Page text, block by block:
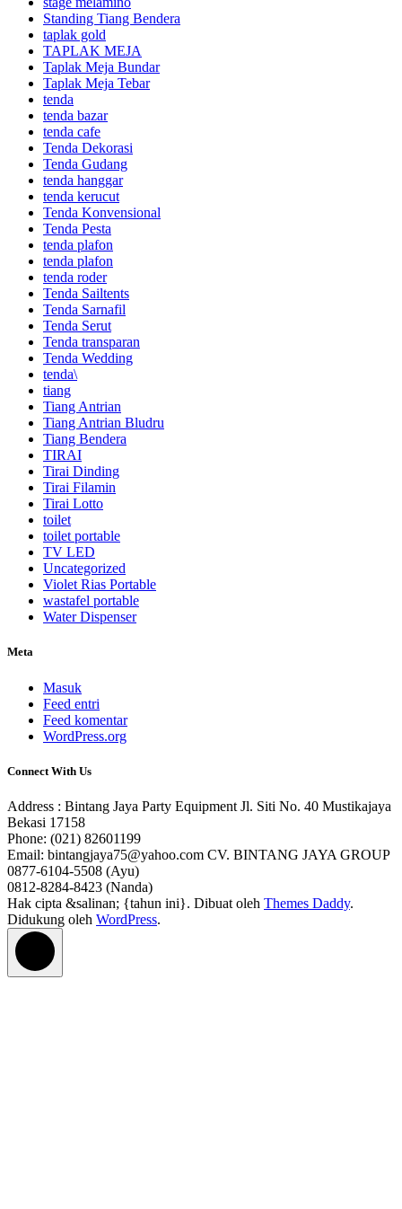
Standing Tiang Bendera
taplak gold
TAPLAK MEJA
Taplak Meja Bundar
Taplak Meja Tebar
tenda
tenda bazar
tenda cafe
Tenda Dekorasi
Tenda Gudang
tenda hanggar
tenda kerucut
Tenda Konvensional
Tenda Pesta
tenda plafon
tenda plafon
tenda roder
Tenda Sailtents
Tenda Sarnafil
Tenda Serut
Tenda transparan
Tenda Wedding
tenda\
tiang
Tiang Antrian
Tiang Antrian Bludru
Tiang Bendera
TIRAI
Tirai Dinding
Tirai Filamin
Tirai Lotto
toilet
toilet portable
TV LED
Uncategorized
Violet Rias Portable
wastafel portable
Water Dispenser
Meta
Masuk
Feed entri
Feed komentar
WordPress.org
Connect With Us
Address : Bintang Jaya Party Equipment Jl. Siti No. 40 Mustikajaya
Bekasi 17158
Phone: (021) 82601199
Email: bintangjaya75@yahoo.com CV. BINTANG JAYA GROUP
0877-6104-5508 (Ayu)
0812-8284-8423 (Nanda)
Hak cipta &salinan; {tahun ini}. Dibuat oleh Themes Daddy.
Didukung oleh WordPress.